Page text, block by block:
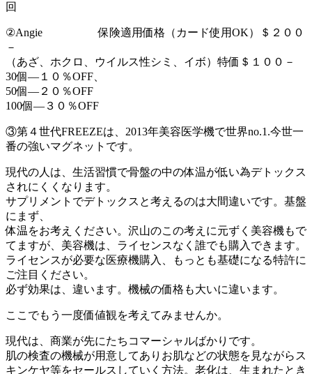
回
②Angie 保険適用価格（カード使用OK）＄２００
－
（あざ、ホクロ、ウイルス性シミ、イボ）特価＄１００－
30個―１０％OFF、
50個―２０％OFF
100個―３０％OFF
③第４世代FREEZEは、2013年美容医学機で世界no.1.今世一
番の強いマグネットです。
現代の人は、生活習慣で骨盤の中の体温が低い為デトックス
されにくくなります。
サプリメントでデトックスと考えるのは大間違いです。基盤
にまず、
体温をお考えください。沢山のこの考えに元ずく美容機もで
てますが、美容機は、ライセンスなく誰でも購入できます。
ライセンスが必要な医療機購入、もっとも基礎になる特許に
ご注目ください。
必ず効果は、違います。機械の価格も大いに違います。
ここでもう一度価値観を考えてみませんか。
現代は、商業が先にたちコマーシャルばかりです。
肌の検査の機械が用意してありお肌などの状態を見ながらス
キンケヤ等をセールスしていく方法。老化は、生まれたとき